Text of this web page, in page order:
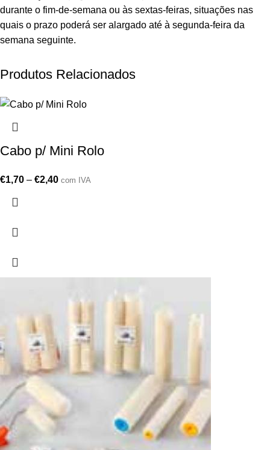
durante o fim-de-semana ou às sextas-feiras, situações nas
quais o prazo poderá ser alargado até à segunda-feira da
semana seguinte.
Produtos Relacionados
Cabo p/ Mini Rolo
€1,70 – €2,40 com IVA